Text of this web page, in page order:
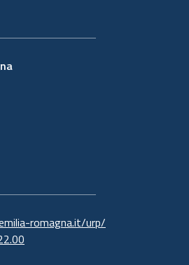
romagna.it/urp/